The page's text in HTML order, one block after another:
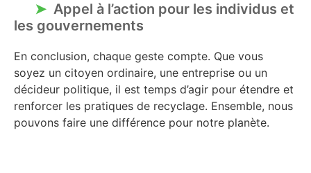
Appel à l’action pour les individus et
les gouvernements
En conclusion, chaque geste compte. Que vous
soyez un citoyen ordinaire, une entreprise ou un
décideur politique, il est temps d’agir pour étendre et
renforcer les pratiques de recyclage. Ensemble, nous
pouvons faire une différence pour notre planète.